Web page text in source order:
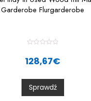
Garderobe Flurgarderobe
0
o
u
t
128,67€
Sprawdź